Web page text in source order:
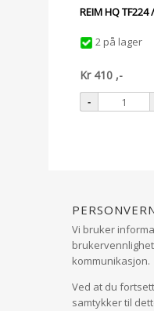
REIM HQ TF224
2 på lager
Kr 410 ,-
Vi bruker
kommunikasjon.
Ved at du
samtykker til